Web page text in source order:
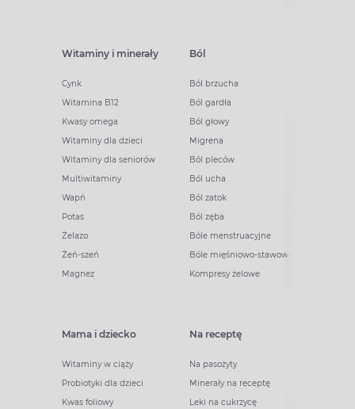
Witaminy i minerały
Cynk
Witamina B12
Kwasy omega
Witaminy dla dzieci
Witaminy dla seniorów
Multiwitaminy
Wapń
Potas
Żelazo
Żeń-szeń
Magnez
Ból
Ból brzucha
Ból gardła
Ból głowy
Migrena
Ból pleców
Ból ucha
Ból zatok
Ból zęba
Bóle menstruacyjne
Bóle mięśniowo-stawowe
Kompresy żelowe
Mama i dziecko
Witaminy w ciąży
Probiotyki dla dzieci
Kwas foliowy
Na receptę
Na pasożyty
Minerały na receptę
Leki na cukrzycę